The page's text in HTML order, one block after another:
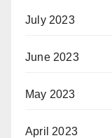
July 2023
June 2023
May 2023
April 2023